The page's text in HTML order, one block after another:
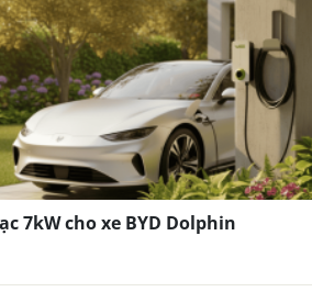
7kW cho xe BYD Dolphin